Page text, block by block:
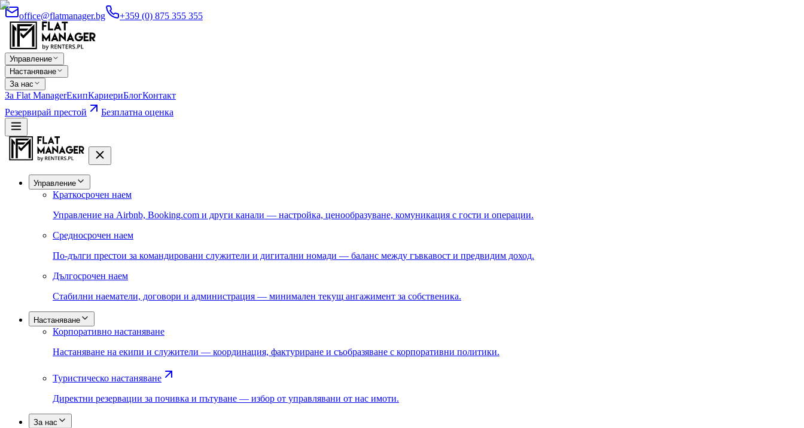
office@flatmanager.bg +359 (0) 875 355 355
Управление
Настаняване
За нас
За Flat ManagerЕкипКариериБлогКонтакт
Резервирай престой
Безплатна оценка
Управление
Краткосрочен наем
Управление на Airbnb, Booking.com и други канали — настройка, ценообразуване, комуникация с гости и операции.
Средносрочен наем
По-дълги престои за командировани служители и дигитални номади — баланс между гъвкавост и предвидим доход.
Дългосрочен наем
Стабилни наематели, договори и администрация — минимален текущ ангажимент за собственика.
Настаняване
Корпоративно настаняване
Настаняване на екипи и служители — координация, фактуриране и съобразяване с корпоративни политики.
Туристическо настаняване
Директни резервации за почивка и пътуване — избор от управлявани от нас имоти.
За нас